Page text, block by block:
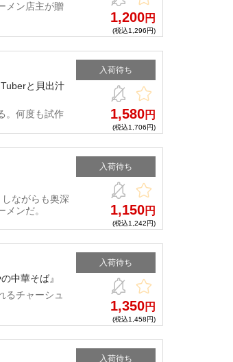
メン店主が贈
1,200円
(税込1,296円)
入荷待ち
と貝出汁
。何度も試作
1,580円
(税込1,706円)
入荷待ち
ながらも奥深
ンだ。
1,150円
(税込1,242円)
入荷待ち
中華そば』
るチャーシュ
1,350円
(税込1,458円)
入荷待ち